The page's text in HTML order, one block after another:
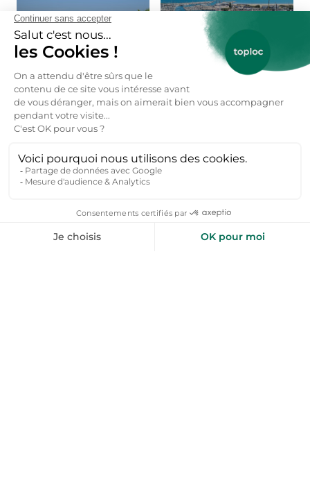
Béziers La Grande-Motte
Locations de vacances
De l'aide pour votre prochain
séjour nature ?